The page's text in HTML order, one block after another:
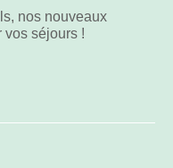
nos nouveaux
vos séjours !